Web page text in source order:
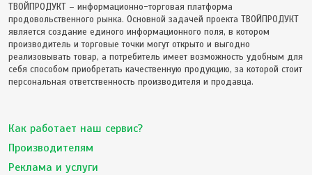
ТВОЙПРОДУКТ – информационно-торговая платформа
продовольственного рынка. Основной задачей проекта ТВОЙПРОДУКТ
является создание единого информационного поля, в котором
производитель и торговые точки могут открыто и выгодно
реализовывать товар, а потребитель имеет возможность удобным для
себя способом приобретать качественную продукцию, за которой стоит
персональная ответственность производителя и продавца.
Как работает наш сервис?
Производителям
Реклама и услуги